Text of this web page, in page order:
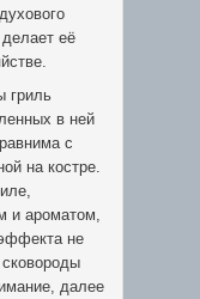
её
гриль
в ней
с
на костре.
и ароматом,
не
далее